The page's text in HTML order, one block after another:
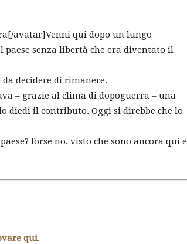
avatar]Venni qui dopo un lungo
paese senza libertà che era diventato il
decidere di rimanere.
– grazie al clima di dopoguerra – una
diedi il contributo. Oggi si direbbe che lo
forse no, visto che sono ancora qui e
qui.